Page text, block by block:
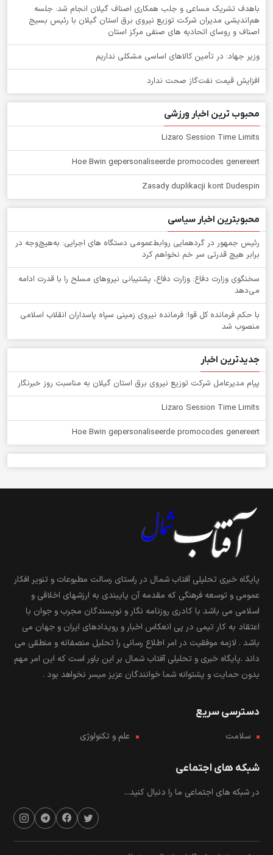
باهدف تشریک مساعی و جلب همکاری اصناف گیلان انجام شد: جلسه
هم‌اندیشی مدیران شركت توزیع نیروی برق استان گیلان با رئیس بسیج
اصناف و روسای اتحادیه های صنفی مركز استان
وزیر جهاد: در تأمین کالاهای اساسی مشکلی نداریم
افزایش قیمت نفت‌گاز صحت ندارد
محبوب ترین اخبار ورزشی
Lizaro Session Time Limits
Hoe Bwin gepersonaliseerde promocodes genereert
Zasady duplikacji kont Dudespin
محبوبترین اخبار سیاسی
رئیس جمهور در گردهمایی روابط‌عمومی دستگاه های اجرایی: به‌هیچ‌وجه در
برابر هیچ قدرتی سر خم نخواهم کرد
سخنگوی وزارت دفاع: وزارت دفاع، پشتیبانی نیرو‌های مسلح را با قدرت ادامه
می‌دهد
با حکم فرمانده کل قوا؛ فرمانده نیروی زمینی سپاه پاسداران انقلاب اسلامی
منصوب شد
جدیدترین اخبار
پیام مدیرعامل شركت توزیع نیروی برق استان گیلان به مناسبت روز خبرنگار ‌
Lizaro Session Time Limits
Hoe Bwin gepersonaliseerde promocodes genereert
پایگاه خبری تحلیلی آفتاب شمال در راستای رسالت مطبوعات و تنویر افکار
عمومی و توسعه فرهنگی که مقدمه آن پایبندی به ارزشهای اخلاقی و
اسلامی می باشد با کادری روزنامه نگار و نویسندگان مجرب و جوان با
اعتقاد به کار تیمی در پی انعکاس اخبار و رویدادهای ایران و جهان می
باشد . لازمه موفقیت در امر اطلاع رسانی را تحلیل منصفانه و منطقی می
داند .پایگاه خبری و تحلیلی آفتاب شمال بر این باور است که این امر مهم
بدون حمایت و پشتوانه شما خوانندگان عزیز میسر نخواهد بود .
دسترسی سریع
سلامت علم و تکنولوژی
شبکه های اجتماعی
در شبکه های اجتماعی ما را دنبال کنید...